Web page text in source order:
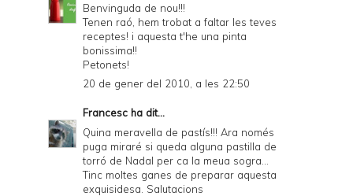
Benvinguda de nou!!!
Tenen raó, hem trobat a faltar les teves
receptes! i aquesta t'he una pinta
bonissima!!
Petonets!
20 de gener del 2010, a les 22:50
Francesc ha dit...
Quina meravella de pastís!!! Ara només
puga miraré si queda alguna pastilla de
torró de Nadal per ca la meua sogra...
Tinc moltes ganes de preparar aquesta
exquisidesa. Salutacions